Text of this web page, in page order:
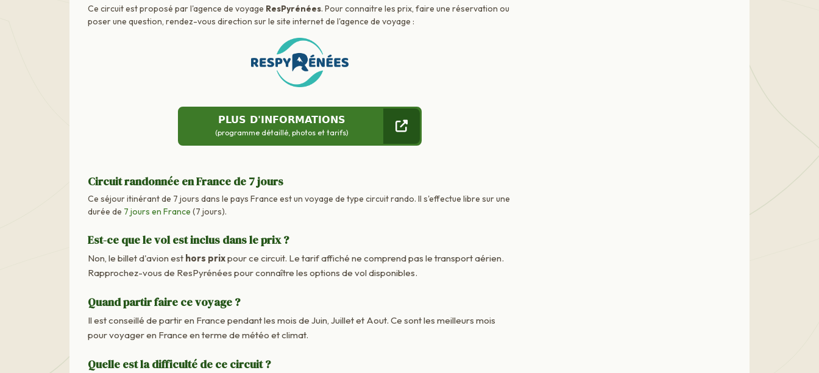
Ce circuit est proposé par l'agence de voyage ResPyrénées. Pour connaitre les prix, faire une réservation ou
poser une question, rendez-vous direction sur le site internet de l'agence de voyage :
PLUS D'INFORMATIONS
(programme détaillé, photos et tarifs)
Circuit randonnée en France de 7 jours
Ce séjour itinérant de 7 jours dans le pays France est un voyage de type circuit rando. Il s'effectue libre sur une
durée de 7 jours en France (7 jours).
Est-ce que le vol est inclus dans le prix ?
Non, le billet d'avion est hors prixpour ce circuit. Le tarif affiché ne comprend pas le transport aérien.
Rapprochez-vous de ResPyrénées pour connaître les options de vol disponibles.
Quand partir faire ce voyage ?
Il est conseillé de partir en France pendant les mois de Juin, Juillet et Aout. Ce sont les meilleurs mois
pour voyager en France en terme de météo et climat.
Quelle est la difficulté de ce circuit ?